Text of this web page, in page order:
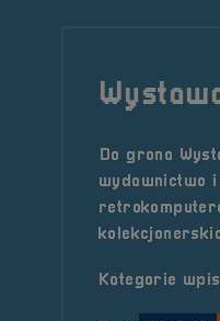
Do grona
wydawnictwo
Kategorie